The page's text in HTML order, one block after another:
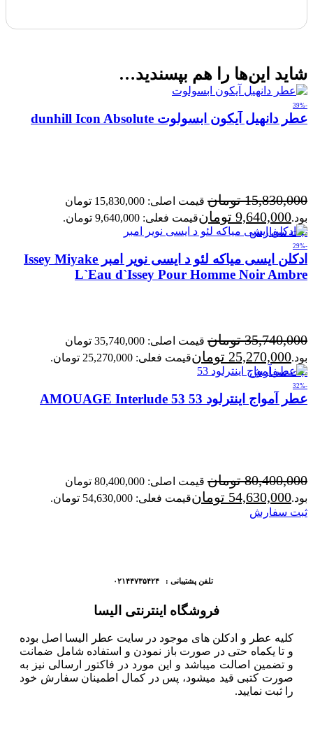
شاید این‌ها را هم بپسندید…
-39%
عطر دانهیل آیکون ابسولوت dunhill Icon Absolute
15,830,000 تومان
قیمت اصلی: 15,830,000 تومان
بود.9,640,000 تومانقیمت فعلی: 9,640,000 تومان.
ثبت سفارش
-29%
ادکلن ایسی میاکه لئو د ایسی نویر امبر Issey Miyake
L`Eau d`Issey Pour Homme Noir Ambre
35,740,000 تومان
قیمت اصلی: 35,740,000 تومان
بود.25,270,000 تومانقیمت فعلی: 25,270,000 تومان.
ثبت سفارش
-32%
عطر آمواج اینترلود 53 AMOUAGE Interlude 53
80,400,000 تومان
قیمت اصلی: 80,400,000 تومان
بود.54,630,000 تومانقیمت فعلی: 54,630,000 تومان.
ثبت سفارش
تلفن پشتیبانی : ۰۲۱۴۴۷۳۵۴۲۴
فروشگاه اینترنتی الیسا
کلیه عطر و ادکلن های موجود در سایت عطر الیسا اصل بوده
و تا یکماه حتی در صورت باز نمودن و استفاده شامل ضمانت
و تضمین اصالت میباشد و این مورد در فاکتور ارسالی نیز به
صورت کتبی قید میشود، پس در کمال اطمینان سفارش خود
را ثبت نمایید.